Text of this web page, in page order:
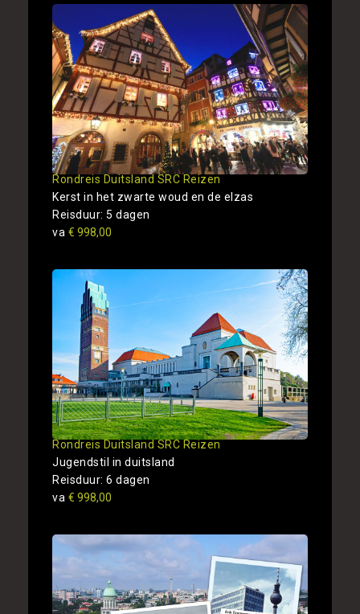
Rondreis Duitsland SRC Reizen
Kerst in het zwarte woud en de elzas
Reisduur: 5 dagen
va € 998,00
Rondreis Duitsland SRC Reizen
Jugendstil in duitsland
Reisduur: 6 dagen
va € 998,00